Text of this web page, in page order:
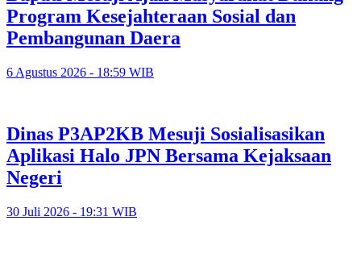
Program Kesejahteraan Sosial dan
Pembangunan Daera
6 Agustus 2026 - 18:59 WIB
Dinas P3AP2KB Mesuji Sosialisasikan
Aplikasi Halo JPN Bersama Kejaksaan
Negeri
30 Juli 2026 - 19:31 WIB